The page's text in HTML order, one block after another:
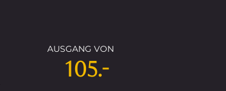
AUSGANG VON
105.-